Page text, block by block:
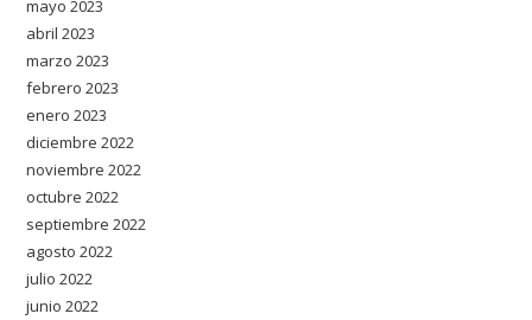
mayo 2023
abril 2023
marzo 2023
febrero 2023
enero 2023
diciembre 2022
noviembre 2022
octubre 2022
septiembre 2022
agosto 2022
julio 2022
junio 2022